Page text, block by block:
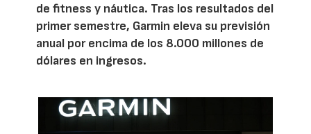
de fitness y náutica. Tras los resultados del
primer semestre, Garmin eleva su previsión
anual por encima de los 8.000 millones de
dólares en ingresos.